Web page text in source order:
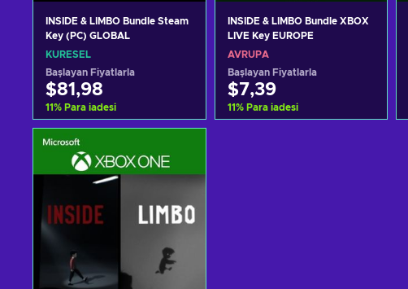
INSIDE & LIMBO Bundle Steam
Key (PC) GLOBAL
KÜRESEL
Başlayan Fiyatlarla
$81,98
11% Para iadesi
Teklifleri görüntüle
INSIDE & LIMBO Bundle XBOX
LIVE Key EUROPE
AVRUPA
Başlayan Fiyatlarla
$7,39
11% Para iadesi